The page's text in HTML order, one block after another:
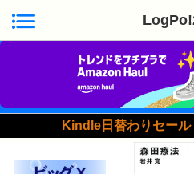
Kindle日替わりセー